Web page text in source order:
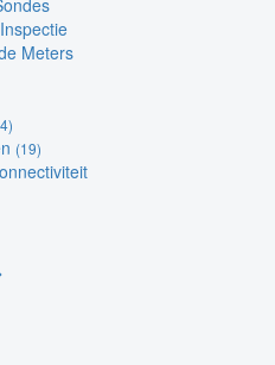
Meters
(19)